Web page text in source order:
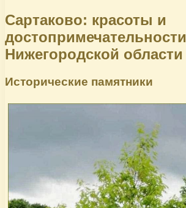
Сартаково: красоты и
достопримечательности
Нижегородской области
Исторические памятники